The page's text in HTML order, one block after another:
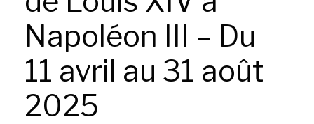
Napoléon III – Du
11 avril au 31 août
2025